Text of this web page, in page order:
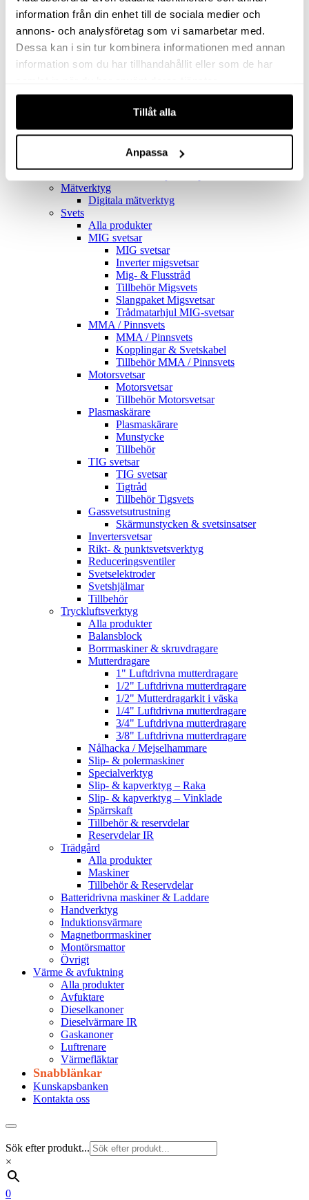
information från din enhet till de sociala medier och
annons- och analysföretag som vi samarbetar med.
Dessa kan i sin tur kombinera informationen med annan
information som du har tillhandahållit eller som de har
Tillåt alla
Anpassa
Golv- & Kombinationsmunstycke
Munstycke
Motor
Reservdelar dammsugare
Rör & handtag
Uppsamlingspåsar
Alla produkter
Mätverktyg
Digitala mätverktyg
Svets
Alla produkter
MIG svetsar
MIG svetsar
Inverter migsvetsar
Mig- & Flusstråd
Tillbehör Migsvets
Slangpaket Migsvetsar
Trådmatarhjul MIG-svetsar
MMA / Pinnsvets
MMA / Pinnsvets
Kopplingar & Svetskabel
Tillbehör MMA / Pinnsvets
Motorsvetsar
Motorsvetsar
Tillbehör Motorsvetsar
Plasmaskärare
Plasmaskärare
Munstycke
Tillbehör
TIG svetsar
TIG svetsar
Tigtråd
Tillbehör Tigsvets
Gassvetsutrustning
Skärmunstycken & svetsinsatser
Invertersvetsar
Rikt- & punktsvetsverktyg
Reduceringsventiler
Svetselektroder
Svetshjälmar
Tillbehör
Tryckluftsverktyg
Alla produkter
Balansblock
Borrmaskiner & skruvdragare
Mutterdragare
1" Luftdrivna mutterdragare
1/2" Luftdrivna mutterdragare
1/2" Mutterdragarkit i väska
1/4" Luftdrivna mutterdragare
3/4" Luftdrivna mutterdragare
3/8" Luftdrivna mutterdragare
Nålhacka / Mejselhammare
Slip- & polermaskiner
Specialverktyg
Slip- & kapverktyg – Raka
Slip- & kapverktyg – Vinklade
Spärrskaft
Tillbehör & reservdelar
Reservdelar IR
Trädgård
Alla produkter
Maskiner
Tillbehör & Reservdelar
Batteridrivna maskiner & Laddare
Handverktyg
Induktionsvärmare
Magnetborrmaskiner
Montörsmattor
Övrigt
Värme & avfuktning
Alla produkter
Avfuktare
Dieselkanoner
Dieselvärmare IR
Gaskanoner
Luftrenare
Värmefläktar
Snabblänkar
Kunskapsbanken
Kontakta oss
Sök efter produkt...
×
0